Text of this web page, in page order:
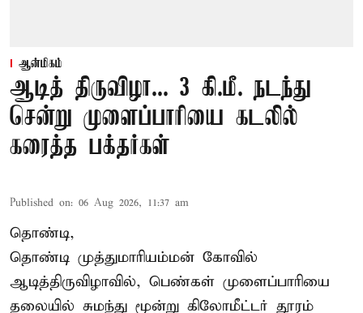
ஆன்மிகம்
ஆடித் திருவிழா... 3 கி.மீ. நடந்து
சென்று முளைப்பாரியை கடலில்
கரைத்த பக்தர்கள்
Published on: 06 Aug 2026, 11:37 am
தொண்டி,
தொண்டி முத்துமாரியம்மன் கோவில்
ஆடித்திருவிழாவில், பெண்கள் முளைப்பாரியை
தலையில் சுமந்து மூன்று கிலோமீட்டர் தூரம்